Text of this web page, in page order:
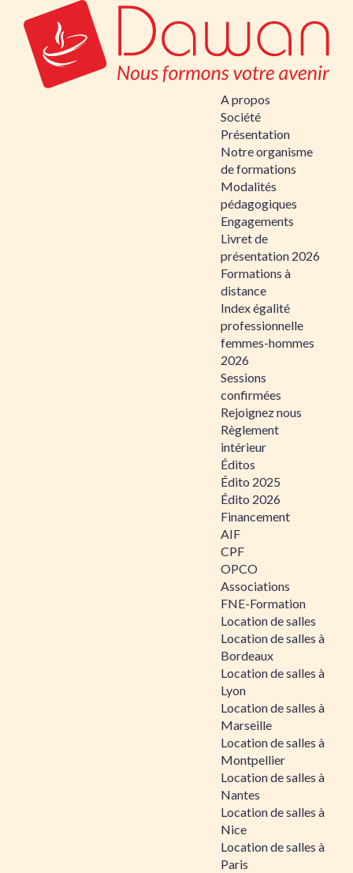
A propos
Société
Présentation
Notre organisme
de formations
Modalités
pédagogiques
Engagements
Livret de
présentation 2026
Formations à
distance
Index égalité
professionnelle
femmes-hommes
2026
Sessions
confirmées
Rejoignez nous
Règlement
intérieur
Éditos
Édito 2025
Édito 2026
Financement
AIF
CPF
OPCO
Associations
FNE-Formation
Location de salles
Location de salles à
Bordeaux
Location de salles à
Lyon
Location de salles à
Marseille
Location de salles à
Montpellier
Location de salles à
Nantes
Location de salles à
Nice
Location de salles à
Paris